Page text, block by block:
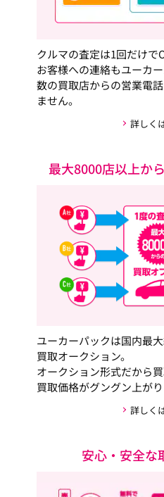
クルマの査定は1回だけで
お客様への連絡もユーカ
数の買取店からの営業電
ません。
詳しく
最大8000店以上か
ユーカーパックは国内最
買取オークション。
オークション形式だから買
買取価格がグングン上がり
詳しく
安心・安全な